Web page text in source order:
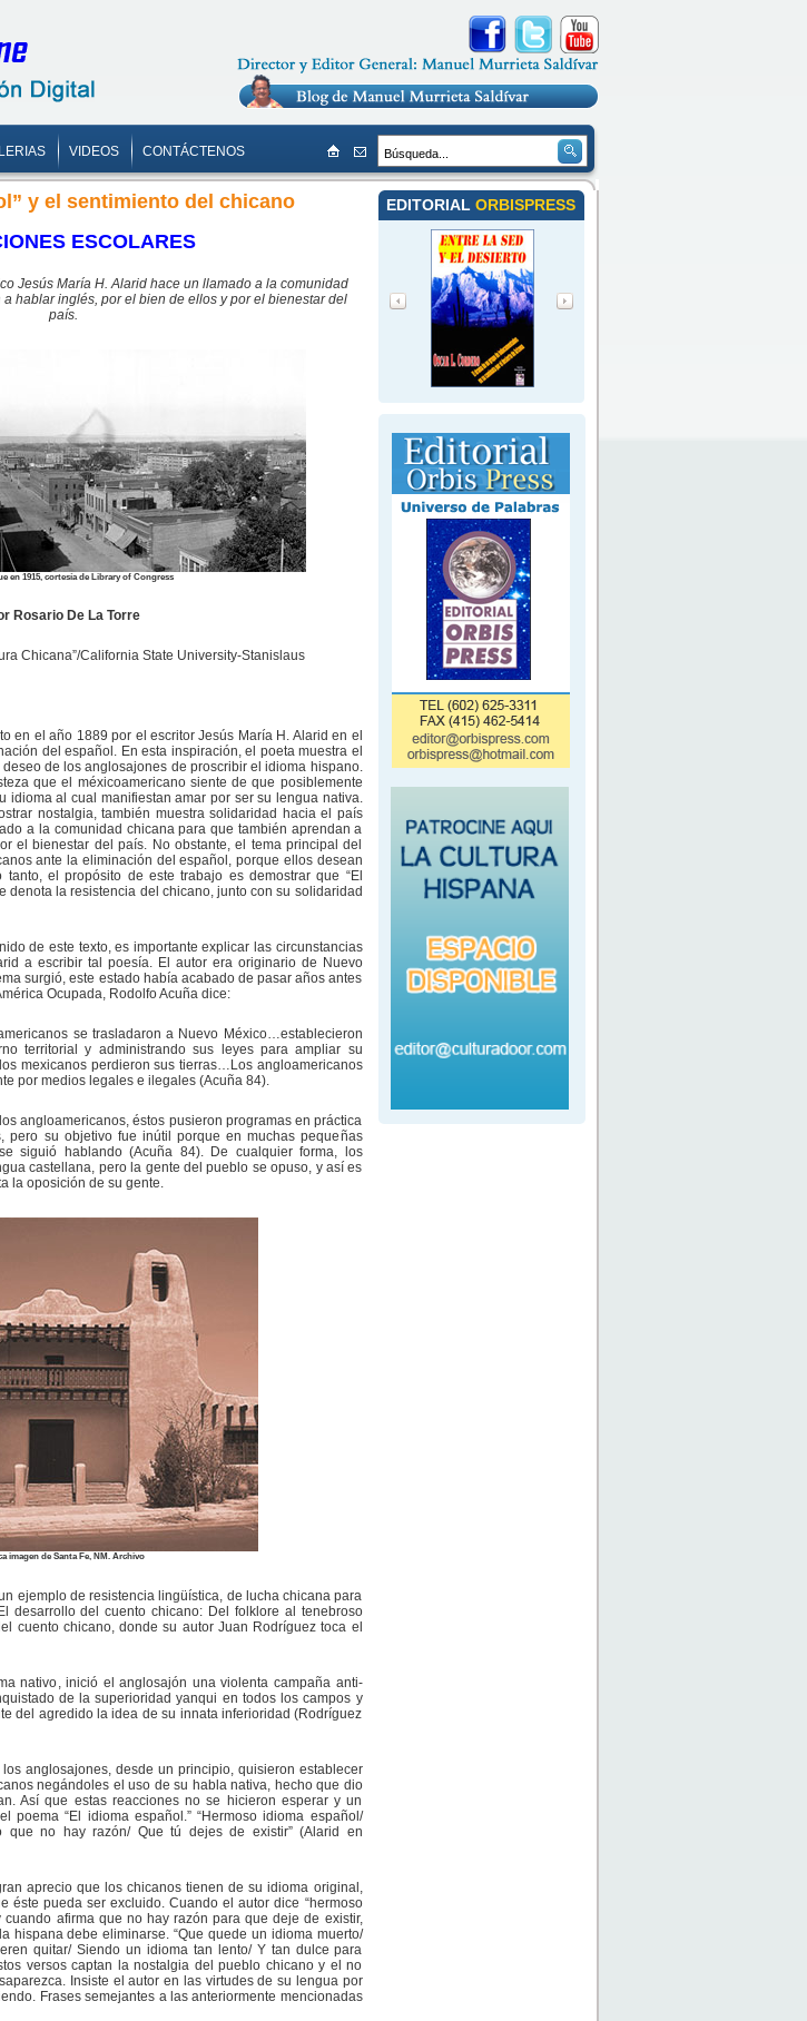
VIDEOS CONTÁCTENOS
y el sentimiento del chicano
ESCOLARES
Jesús María H. Alarid hace un llamado a la comunidad
hablar inglés, por el bien de ellos y por el bienestar del
país.
en 1915, cortesía de Library of Congress
Rosario De La Torre
Chicana”/California State University-Stanislaus
en el año 1889 por el escritor Jesús María H. Alarid en el
del español. En esta inspiración, el poeta muestra el
de los anglosajones de proscribir el idioma hispano.
que el méxicoamericano siente de que posiblemente
idioma al cual manifiestan amar por ser su lengua nativa.
nostalgia, también muestra solidaridad hacia el país
a la comunidad chicana para que también aprendan a
el bienestar del país. No obstante, el tema principal del
ante la eliminación del español, porque ellos desean
el propósito de este trabajo es demostrar que “El
denota la resistencia del chicano, junto con su solidaridad
de este texto, es importante explicar las circunstancias
a escribir tal poesía. El autor era originario de Nuevo
surgió, este estado había acabado de pasar años antes
Ocupada, Rodolfo Acuña dice:
se trasladaron a Nuevo México…establecieron
territorial y administrando sus leyes para ampliar su
mexicanos perdieron sus tierras…Los angloamericanos
por medios legales e ilegales (Acuña 84).
angloamericanos, éstos pusieron programas en práctica
pero su objetivo fue inútil porque en muchas pequeñas
siguió hablando (Acuña 84). De cualquier forma, los
castellana, pero la gente del pueblo se opuso, y así es
la oposición de su gente.
imagen de Santa Fe, NM. Archivo
ejemplo de resistencia lingüística, de lucha chicana para
desarrollo del cuento chicano: Del folklore al tenebroso
cuento chicano, donde su autor Juan Rodríguez toca el
nativo, inició el anglosajón una violenta campaña anti-
de la superioridad yanqui en todos los campos y
del agredido la idea de su innata inferioridad (Rodríguez
anglosajones, desde un principio, quisieron establecer
negándoles el uso de su habla nativa, hecho que dio
Así que estas reacciones no se hicieron esperar y un
poema “El idioma español.” “Hermoso idioma español/
que no hay razón/ Que tú dejes de existir” (Alarid en
aprecio que los chicanos tienen de su idioma original,
éste pueda ser excluido. Cuando el autor dice “hermoso
afirma que no hay razón para que deje de existir,
hispana debe eliminarse. “Que quede un idioma muerto/
quitar/ Siendo un idioma tan lento/ Y tan dulce para
versos captan la nostalgia del pueblo chicano y el no
Insiste el autor en las virtudes de su lengua por
Frases semejantes a las anteriormente mencionadas
EDITORIAL ORBISPRESS